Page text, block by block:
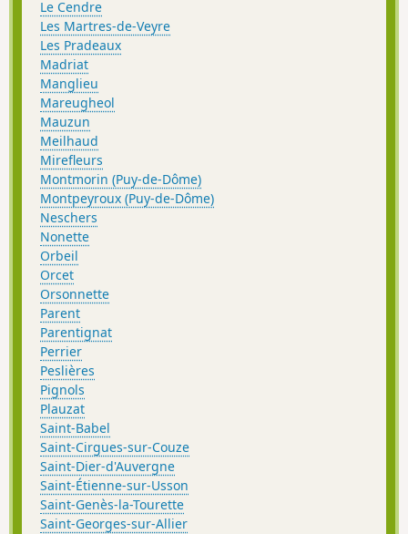
Le Cendre
Les Martres-de-Veyre
Les Pradeaux
Madriat
Manglieu
Mareugheol
Mauzun
Meilhaud
Mirefleurs
Montmorin (Puy-de-Dôme)
Montpeyroux (Puy-de-Dôme)
Neschers
Nonette
Orbeil
Orcet
Orsonnette
Parent
Parentignat
Perrier
Peslières
Pignols
Plauzat
Saint-Babel
Saint-Cirgues-sur-Couze
Saint-Dier-d'Auvergne
Saint-Étienne-sur-Usson
Saint-Genès-la-Tourette
Saint-Georges-sur-Allier